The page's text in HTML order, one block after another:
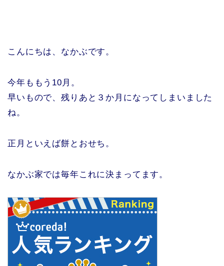
こんにちは、なかぶです。
今年ももう10月。
早いもので、残りあと３か月になってしまいました
ね。
正月といえば餅とおせち。
なかぶ家では毎年これに決まってます。